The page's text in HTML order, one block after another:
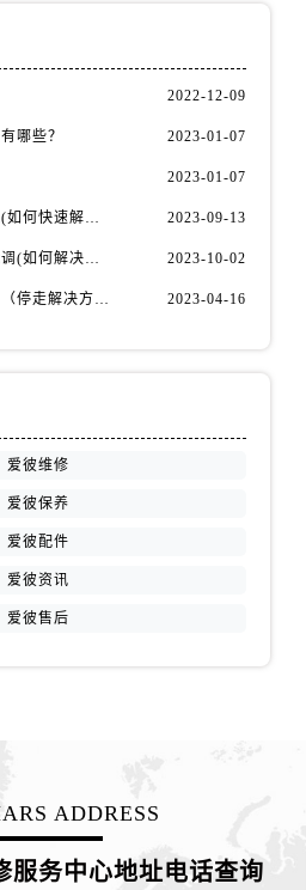
江西省景德镇市珠山区珠山中路爱彼售后服务中心（需提前预约）
江西省宜春市袁州区中山中路爱彼售后服务中心（需提前预约）
2022-12-09
哪些？ 2023-01-07
2023-01-07
爱彼机械表进水了有雾气(如何快速解决问题) 2023-09-13
爱彼月相几点到几点不能调(如何解决问题) 2023-10-02
爱彼手表停走是什么原因（停走解决方法） 2023-04-16
爱彼维修
爱彼保养
爱彼配件
爱彼资讯
爱彼售后
ADDRESS
服务中心地址电话查询